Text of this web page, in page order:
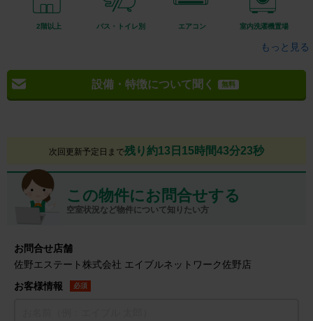
2階以上 バス・トイレ別 エアコン 室内洗濯機置場
もっと見る
設備・特徴について聞く 無料
次回更新予定日まで残り約13日15時間43分22秒
この物件にお問合せする
空室状況など物件について知りたい方
お問合せ店舗
佐野エステート株式会社 エイブルネットワーク佐野店
お客様情報
必須